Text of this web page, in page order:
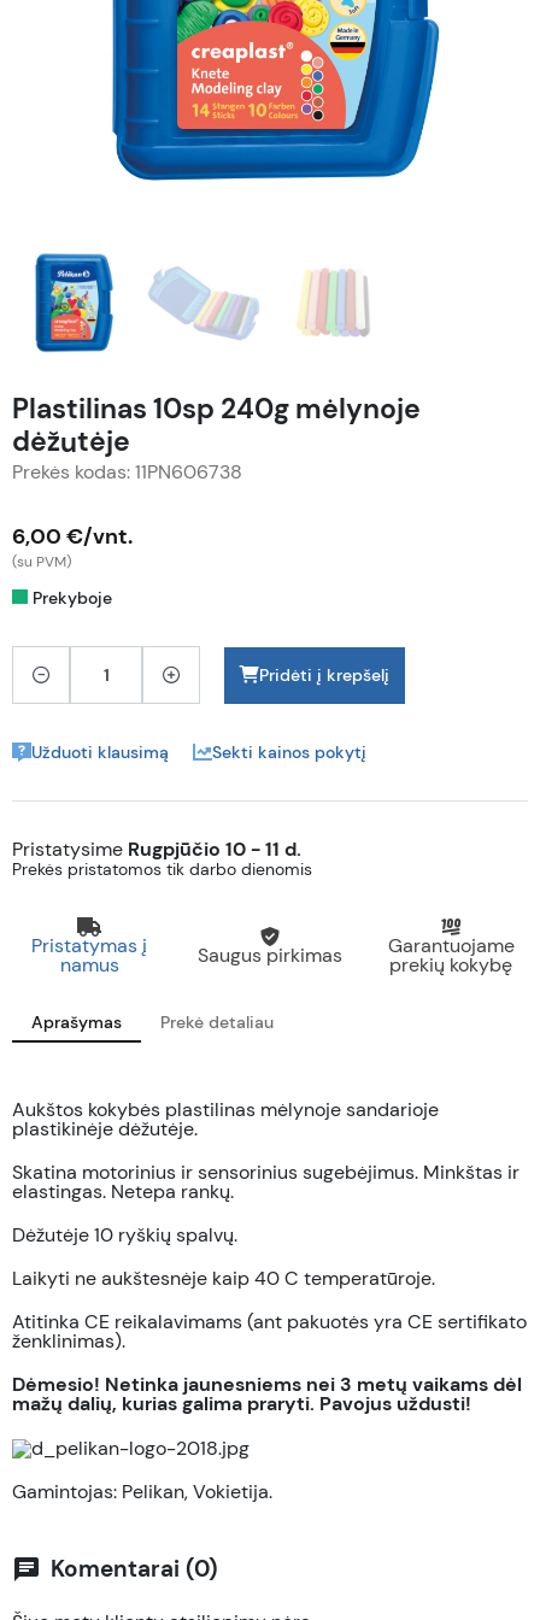
Plastilinas 10sp 240g mėlynoje
dėžutėje
Prekės kodas: 11PN606738
6,00 €/vnt.
(su PVM)
Prekyboje
Pridėti į krepšelį
Užduoti klausimą Sekti kainos pokytį
Pristatysime Rugpjūčio 10 - 11 d.
Prekės pristatomos tik darbo dienomis
Pristatymas į
namus Saugus pirkimas Garantuojame
prekių kokybę
Aprašymas Prekė detaliau
Aukštos kokybės plastilinas mėlynoje sandarioje
plastikinėje dėžutėje.
Skatina motorinius ir sensorinius sugebėjimus. Minkštas ir
elastingas. Netepa rankų.
Dėžutėje 10 ryškių spalvų.
Laikyti ne aukštesnėje kaip 40 C temperatūroje.
Atitinka CE reikalavimams (ant pakuotės yra CE sertifikato
ženklinimas).
Dėmesio! Netinka jaunesniems nei 3 metų vaikams dėl
mažų dalių, kurias galima praryti. Pavojus uždusti!
Gamintojas: Pelikan, Vokietija.
chat Komentarai (0)